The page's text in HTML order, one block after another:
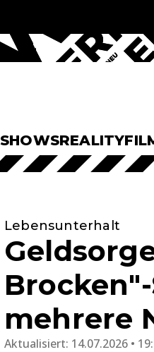
SHOWSREALITY
Lebensunterhalt
mehrere
Aktualisiert: 14.07.2026 •